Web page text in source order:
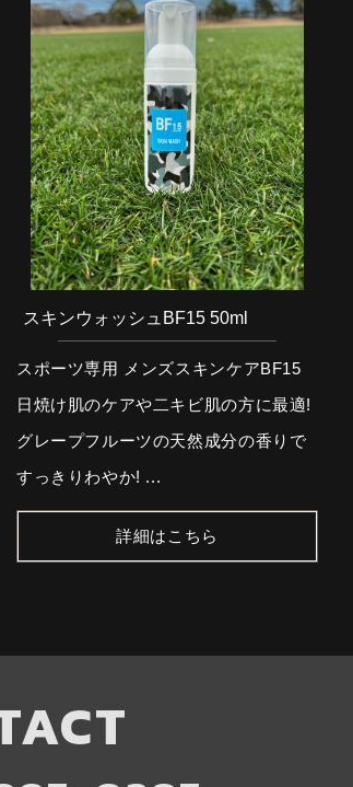
スキンウォッシュBF15 50ml
スポーツ専用 メンズスキンケアBF15
日焼け肌のケアや二キビ肌の方に最適!
グレープフルーツの天然成分の香りで
すっきりわやか! ...
詳細はこちら